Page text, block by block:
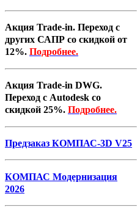
Акция Trade-in. Переход с
других САПР со скидкой от
12%. Подробнее.
Акция Trade-in DWG.
Переход с Autodesk со
скидкой 25%. Подробнее.
Предзаказ КОМПАС-3D V25
КОМПАС Модернизация
2026